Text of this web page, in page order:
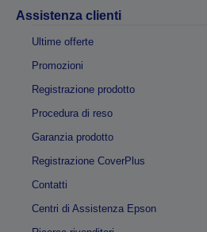
Assistenza clienti
Ultime offerte
Promozioni
Registrazione prodotto
Procedura di reso
Garanzia prodotto
Registrazione CoverPlus
Contatti
Centri di Assistenza Epson